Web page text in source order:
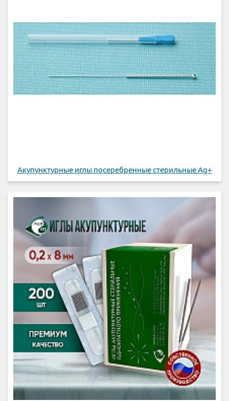
Акупунктурные иглы посеребренные стерильные Ag+